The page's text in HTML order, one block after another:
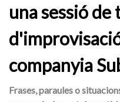
una sessió de
companyia
Frases, paraules o